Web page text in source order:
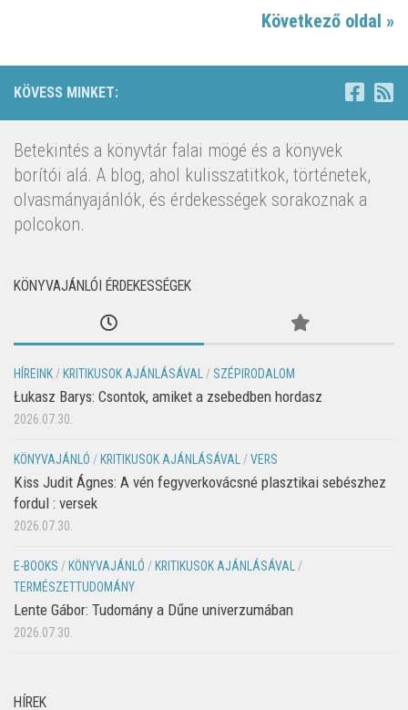
Következő oldal »
KÖVESS MINKET:
Betekintés a könyvtár falai mögé és a könyvek
borítói alá. A blog, ahol kulisszatitkok, történetek,
olvasmányajánlók, és érdekességek sorakoznak a
polcokon.
KÖNYVAJÁNLÓI ÉRDEKESSÉGEK
HÍREINK/ KRITIKUSOK AJÁNLÁSÁVAL/ SZÉPIRODALOM
Łukasz Barys: Csontok, amiket a zsebedben hordasz
2026.07.30.
KÖNYVAJÁNLÓ / KRITIKUSOK AJÁNLÁSÁVAL/VERS
Kiss Judit Ágnes: A vén fegyverkovácsné plasztikai sebészhez
fordul : versek
2026.07.30.
E-BOOKS / KÖNYVAJÁNLÓ / KRITIKUSOK AJÁNLÁSÁVAL/
TERMÉSZETTUDOMÁNY
Lente Gábor: Tudomány a Dűne univerzumában
2026.07.30.
HÍREK